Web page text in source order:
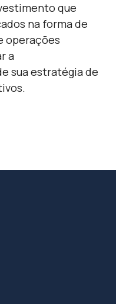
que
na forma de
operações
a
sua estratégia de